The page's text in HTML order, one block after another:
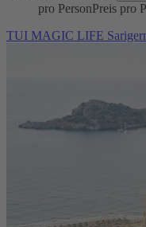
pro PersonPreis pro
TUI MAGIC LIFE